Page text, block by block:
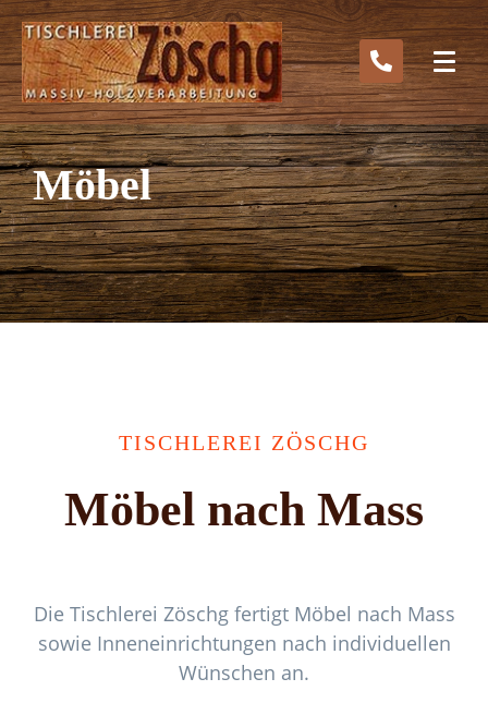
Möbel
TISCHLEREI ZÖSCHG
Möbel nach Mass
Die Tischlerei Zöschg fertigt Möbel nach Mass
sowie Inneneinrichtungen nach individuellen
Wünschen an.